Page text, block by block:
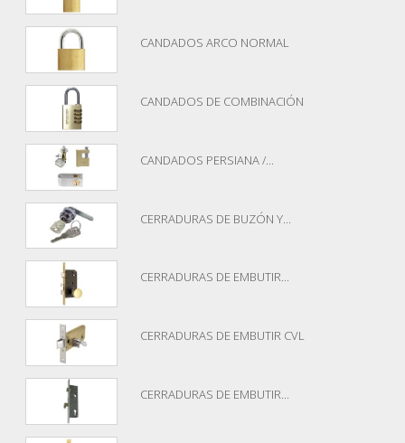
CANDADOS ARCO NORMAL
CANDADOS DE COMBINACIÓN
CANDADOS PERSIANA /...
CERRADURAS DE BUZÓN Y...
CERRADURAS DE EMBUTIR...
CERRADURAS DE EMBUTIR CVL
CERRADURAS DE EMBUTIR...